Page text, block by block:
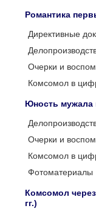
Романтика
Директивные
Очерки и
Комсомол в
Юность мужала
Очерки и
Комсомол в
Фотоматериалы
Комсомол
гг.)